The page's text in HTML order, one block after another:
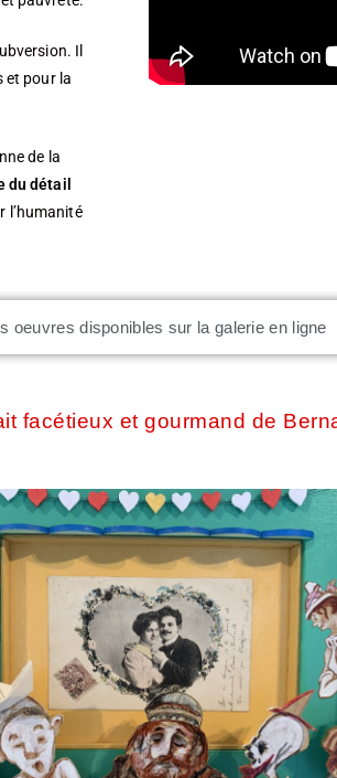
Il
et pour la
de la
du détail
l’humanité
oeuvres disponibles sur la galerie en ligne
facétieux et gourmand de